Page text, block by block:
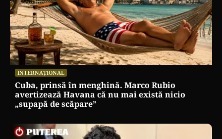
INTERNAȚIONAL
Cuba, prinsă în menghină. Marco Rubio
avertizează Havana că nu mai există nicio
„supapă de scăpare”